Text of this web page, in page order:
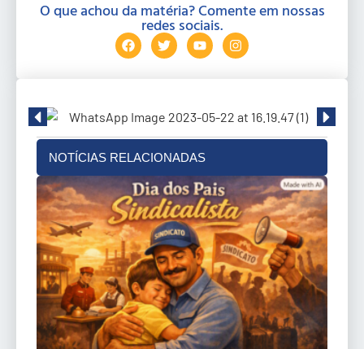
O que achou da matéria? Comente em nossas
redes sociais.
NOTÍCIAS RELACIONADAS